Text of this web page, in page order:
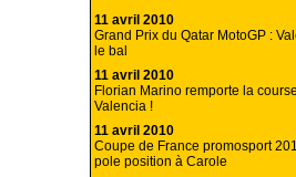
11 avril 2010
Grand Prix du Qatar MotoGP :
le bal
11 avril 2010
Florian Marino remporte la
Valencia !
11 avril 2010
Coupe de France promosport
pole position à Carole